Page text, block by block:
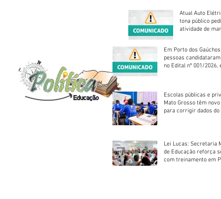
Atual Auto
tona público
atividade de
Em Porto dos
pessoas
no Edital nº 001/2026,
Escolas públicas e
Mato Grosso têm
para corrigir dados do
Lei Lucas: Secretaria
de Educação reforça
com treinamento em